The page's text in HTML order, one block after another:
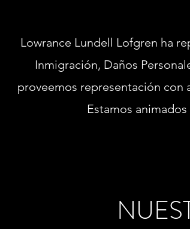
Lowrance Lundell Lofgren ha
Inmigración, Daños
proveemos representación
Estamos